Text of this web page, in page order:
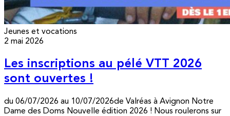
Jeunes et vocations
2 mai 2026
Les inscriptions au pélé VTT 2026
sont ouvertes !
du 06/07/2026 au 10/07/2026de Valréas à Avignon Notre
Dame des Doms Nouvelle édition 2026 ! Nous roulerons sur